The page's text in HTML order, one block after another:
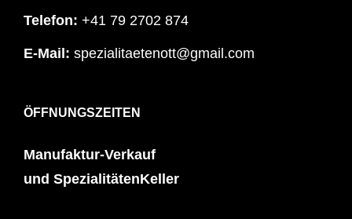
Telefon: +41 79 2702 874
E-Mail: spezialitaetenott@gmail.com
ÖFFNUNGSZEITEN
Manufaktur-Verkauf
und SpezialitätenKeller